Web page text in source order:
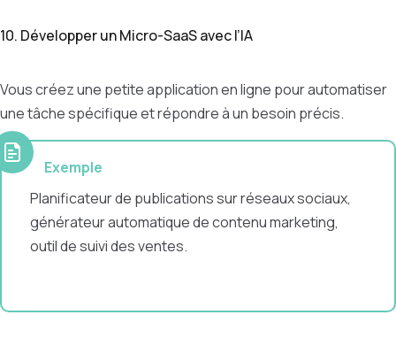
10. Développer un Micro-SaaS avec l’IA
Vous créez une petite application en ligne pour automatiser
une tâche spécifique et répondre à un besoin précis.
Exemple
Planificateur de publications sur réseaux sociaux,
générateur automatique de contenu marketing,
outil de suivi des ventes.